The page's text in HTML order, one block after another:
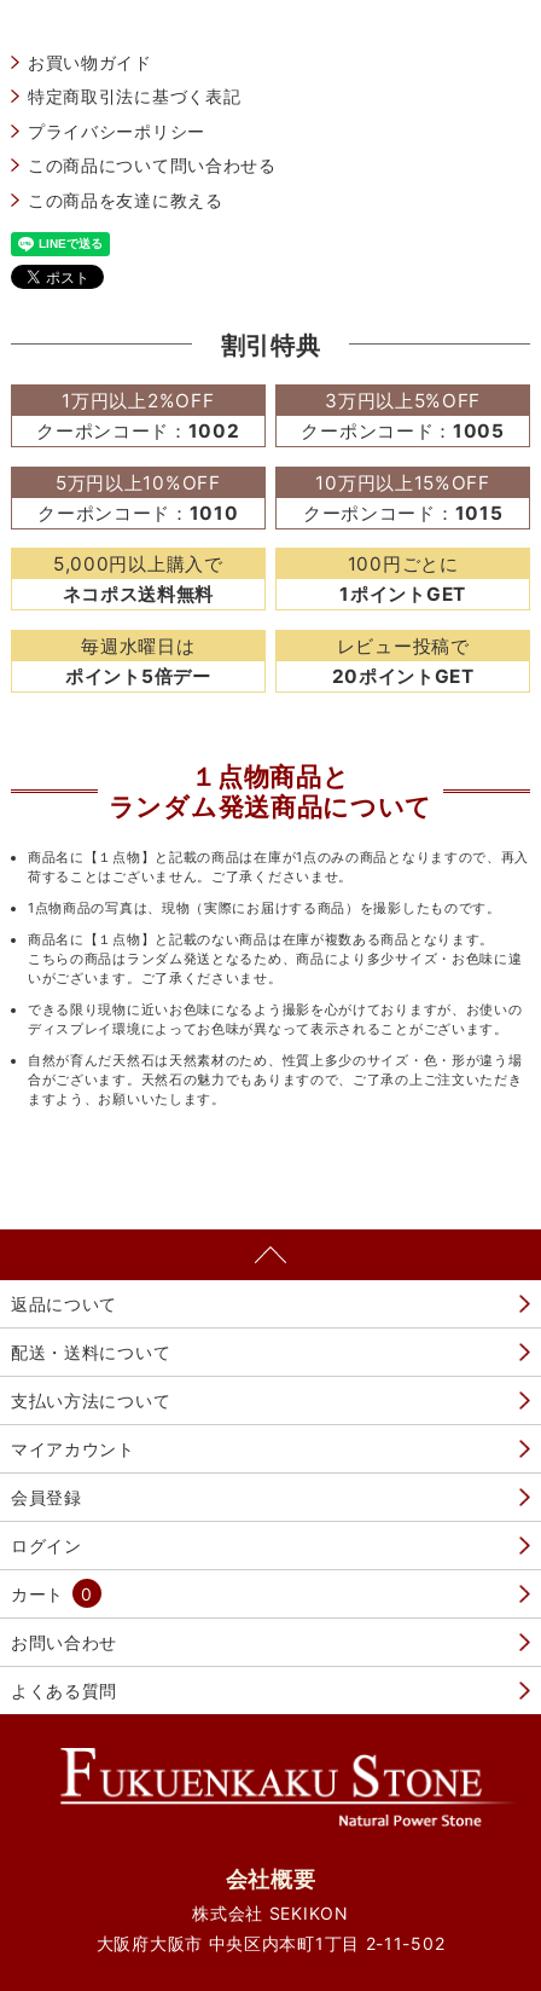
お買い物ガイド
特定商取引法に基づく表記
プライバシーポリシー
この商品について問い合わせる
この商品を友達に教える
割引特典
1万円以上2%OFF
クーポンコード： 1002
3万円以上5%OFF
クーポンコード：1005
5万円以上10%OFF
クーポンコード： 1010
10万円以上15%OFF
クーポンコード： 1015
5,000円以上購入で
ネコポス送料無料
100円ごとに
1ポイントGET
毎週水曜日は
ポイント5倍デー
レビュー投稿で
20ポイントGET
１点物商品と
ランダム発送商品について
商品名に【１点物】と記載の商品は在庫が1点のみの商品となりますので、再入
荷することはございません。ご了承くださいませ。
1点物商品の写真は、現物（実際にお届けする商品）を撮影したものです。
商品名に【１点物】と記載のない商品は在庫が複数ある商品となります。
こちらの商品はランダム発送となるため、商品により多少サイズ・お色味に違
いがございます。ご了承くださいませ。
できる限り現物に近いお色味になるよう撮影を心がけておりますが、お使いの
ディスプレイ環境によってお色味が異なって表示されることがございます。
自然が育んだ天然石は天然素材のため、性質上多少のサイズ・色・形が違う場
合がございます。天然石の魅力でもありますので、ご了承の上ご注文いただき
ますよう、お願いいたします。
返品について
配送・送料について
支払い方法について
マイアカウント
会員登録
ログイン
カート 0
お問い合わせ
よくある質問
会社概要
株式会社 SEKIKON
大阪府大阪市 中央区内本町1丁目 2-11-502